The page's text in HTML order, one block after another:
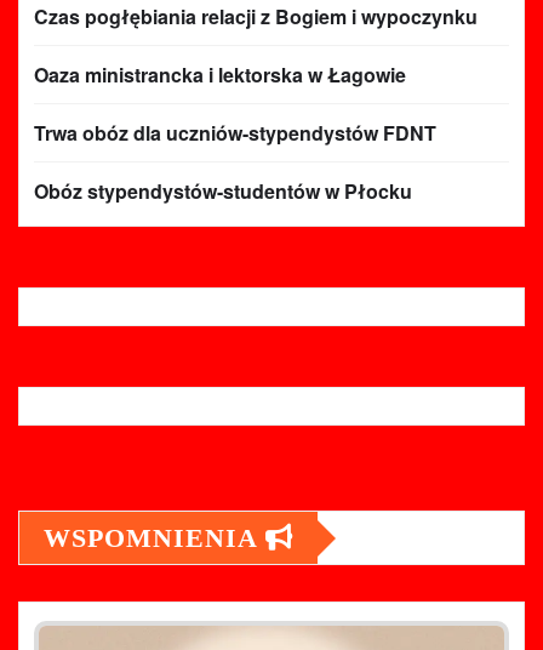
Czas pogłębiania relacji z Bogiem i wypoczynku
Oaza ministrancka i lektorska w Łagowie
Trwa obóz dla uczniów-stypendystów FDNT
Obóz stypendystów-studentów w Płocku
WSPOMNIENIA